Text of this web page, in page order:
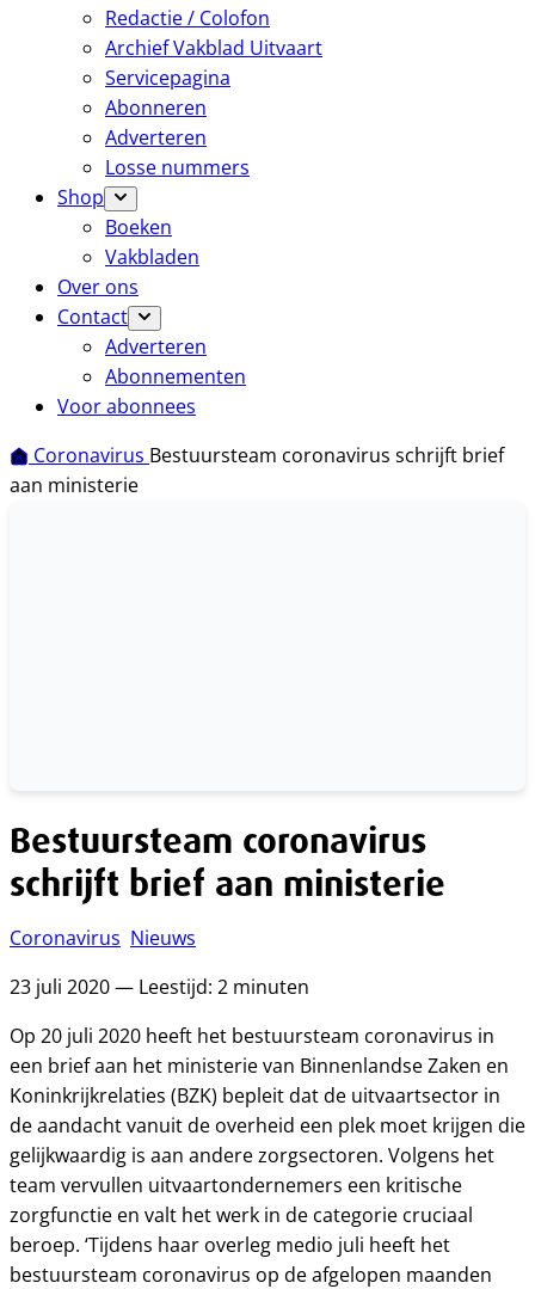
Redactie / Colofon
Archief Vakblad Uitvaart
Servicepagina
Abonneren
Adverteren
Losse nummers
Shop
Boeken
Vakbladen
Over ons
Contact
Adverteren
Abonnementen
Voor abonnees
Coronavirus Bestuursteam coronavirus schrijft brief
aan ministerie
Bestuursteam coronavirus
schrijft brief aan ministerie
Coronavirus Nieuws
23 juli 2020 — Leestijd: 2 minuten
Op 20 juli 2020 heeft het bestuursteam coronavirus in
een brief aan het ministerie van Binnenlandse Zaken en
Koninkrijkrelaties (BZK) bepleit dat de uitvaartsector in
de aandacht vanuit de overheid een plek moet krijgen die
gelijkwaardig is aan andere zorgsectoren. Volgens het
team vervullen uitvaartondernemers een kritische
zorgfunctie en valt het werk in de categorie cruciaal
beroep. ‘Tijdens haar overleg medio juli heeft het
bestuursteam coronavirus op de afgelopen maanden